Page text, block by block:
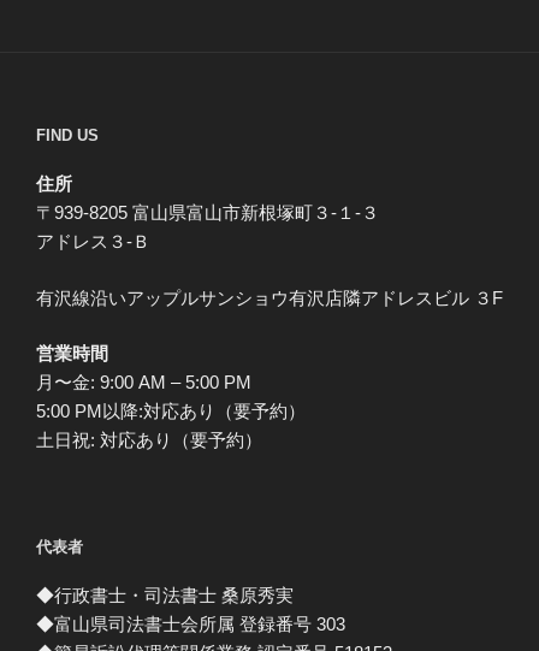
FIND US
住所
〒939-8205 富山県富山市新根塚町３-１-３
アドレス３-Ｂ
有沢線沿いアップルサンショウ有沢店隣アドレスビル ３F
営業時間
月〜金: 9:00 AM – 5:00 PM
5:00 PM以降:対応あり（要予約）
土日祝: 対応あり（要予約）
代表者
◆行政書士・司法書士 桑原秀実
◆富山県司法書士会所属 登録番号 303